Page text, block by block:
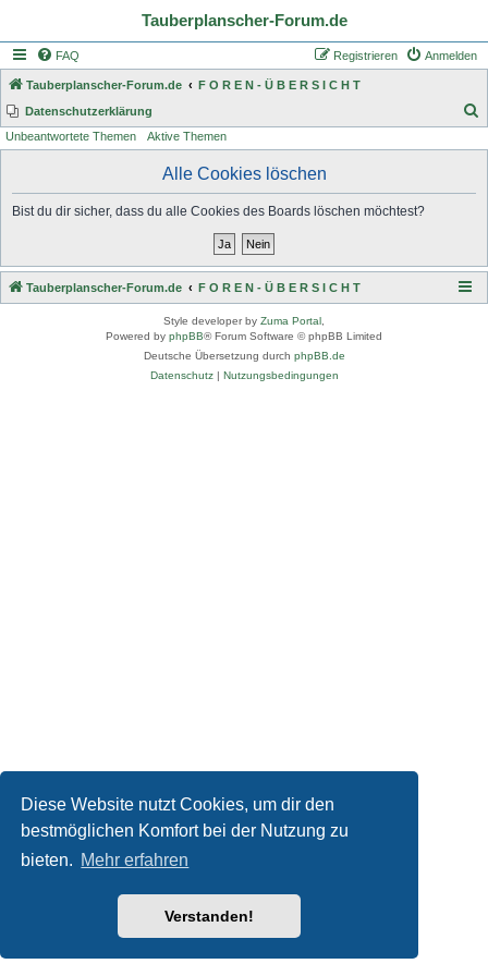
Diese Website nutzt Cookies, um dir den
bestmöglichen Komfort bei der Nutzung zu
bieten. Mehr erfahren
Verstanden!
Tauberplanscher-Forum.de
FAQ Anmelden
Registrieren
Tauberplanscher-Forum.de
F O R E N - Ü B E R S I C H T
Datenschutzerklärung
Unbeantwortete Themen Aktive Themen
Alle Cookies löschen
Bist du dir sicher, dass du alle Cookies des Boards löschen möchtest?
Tauberplanscher-Forum.de F O R E N - Ü B E R S I C H T
Style developer by Zuma Portal
Powered by phpBB® Forum Software © phpBB Limited
Deutsche Übersetzung durch phpBB.de
Datenschutz| Nutzungsbedingungen